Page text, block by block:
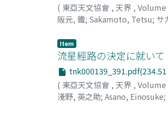
( 東亞天文協會 , 天界 , Volume
阪元, 鐵; Sakamoto, Tetsu; サ
Item
流星經路の決定に就いて
tnk000139_391.pdf(234.51
( 東亞天文協會 , 天界 , Volume
淺野, 英之助; Asano, Einosuke;